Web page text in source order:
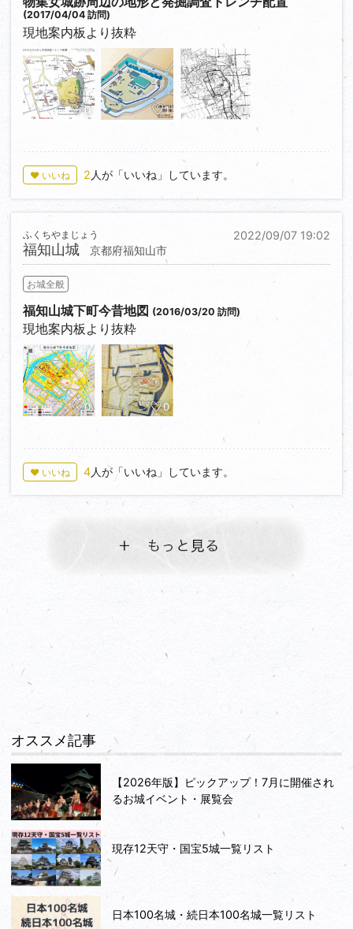
(2017/04/04 訪問)
現地案内板より抜粋
0 1 0
♥ いいね 2 人が「いいね」しています。
2022/09/07 19:02
福知山城
ふくちやまじょう
京都府福知山市
お城全般
福知山城下町今昔地図 (2016/03/20 訪問)
現地案内板より抜粋
0 0
♥ いいね 4人が「いいね」しています。
オススメ記事
【2026年版】ピックアップ！7月に開催され
るお城イベント・展覧会
現存12天守・国宝5城一覧リスト
日本100名城・続日本100名城一覧リスト